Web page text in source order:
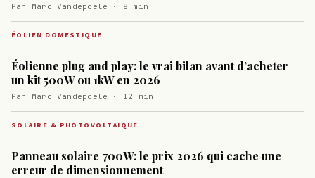
Par Marc Vandepoele · 8 min
ÉOLIEN DOMESTIQUE
Éolienne plug and play: le vrai bilan avant d’acheter
un kit 500W ou 1kW en 2026
Par Marc Vandepoele · 12 min
SOLAIRE & PHOTOVOLTAÏQUE
Panneau solaire 700W: le prix 2026 qui cache une
erreur de dimensionnement